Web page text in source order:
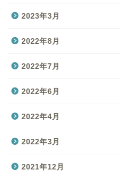
2023年3月
2022年8月
2022年7月
2022年6月
2022年4月
2022年3月
2021年12月